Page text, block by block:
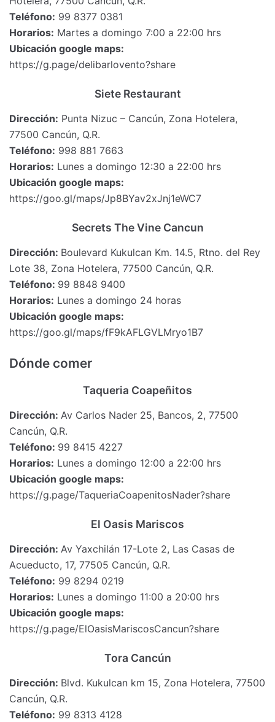
Teléfono: 99 8377 0381
Horarios: Martes a domingo 7:00 a 22:00 hrs
Ubicación google maps:
https://g.page/delibarlovento?share
Siete Restaurant
Dirección: Punta Nizuc – Cancún, Zona Hotelera,
77500 Cancún, Q.R.
Teléfono: 998 881 7663
Horarios: Lunes a domingo 12:30 a 22:00 hrs
Ubicación google maps:
https://goo.gl/maps/Jp8BYav2xJnj1eWC7
Secrets The Vine Cancun
Dirección: Boulevard Kukulcan Km. 14.5, Rtno. del Rey
Lote 38, Zona Hotelera, 77500 Cancún, Q.R.
Teléfono: 99 8848 9400
Horarios: Lunes a domingo 24 horas
Ubicación google maps:
https://goo.gl/maps/fF9kAFLGVLMryo1B7
Dónde comer
Taqueria Coapeñitos
Dirección: Av Carlos Nader 25, Bancos, 2, 77500
Cancún, Q.R.
Teléfono: 99 8415 4227
Horarios: Lunes a domingo 12:00 a 22:00 hrs
Ubicación google maps:
https://g.page/TaqueriaCoapenitosNader?share
El Oasis Mariscos
Dirección: Av Yaxchilán 17-Lote 2, Las Casas de
Acueducto, 17, 77505 Cancún, Q.R.
Teléfono: 99 8294 0219
Horarios: Lunes a domingo 11:00 a 20:00 hrs
Ubicación google maps:
https://g.page/ElOasisMariscosCancun?share
Tora Cancún
Dirección: Blvd. Kukulcan km 15, Zona Hotelera, 77500
Cancún, Q.R.
Teléfono: 99 8313 4128